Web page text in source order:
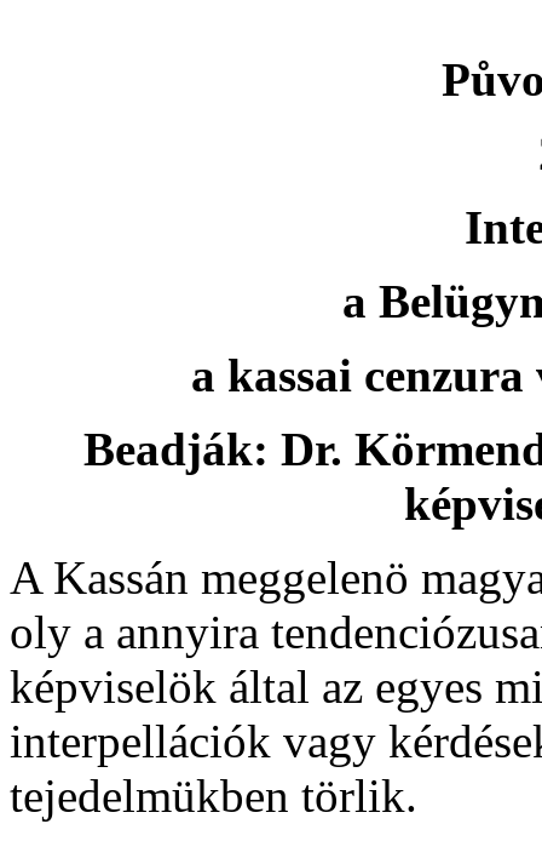
a
a kassai cenzura
Beadják: Dr.
A Kassán meggelenö
oly a annyira
képviselök által az egyes
interpellációk vagy
tejedelmükben törlik.